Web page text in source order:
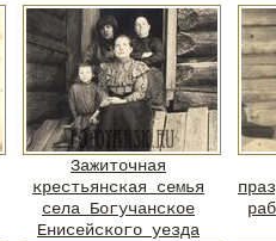
Зажиточная
крестьянская семья
села Богучанское
Енисейского уезда